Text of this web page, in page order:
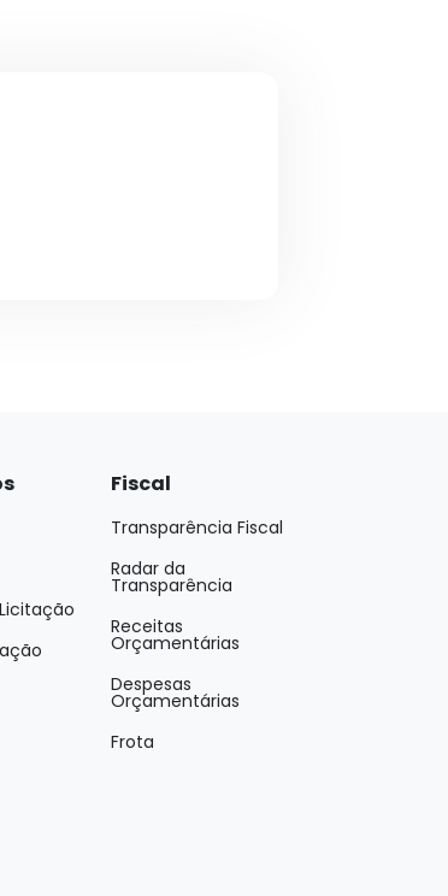
Fiscal
Transparência Fiscal
Radar da
Transparência
Receitas
Orçamentárias
Despesas
Orçamentárias
Frota